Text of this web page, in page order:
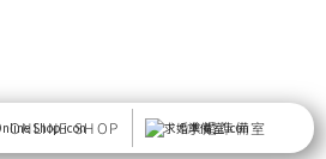
ONLINE SHOP 求婚準備室